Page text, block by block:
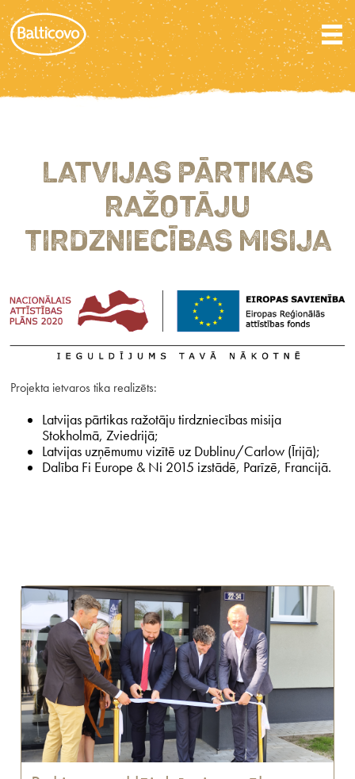
LATVIJAS PĀRTIKAS
RAŽOTĀJU
TIRDZNIECĪBAS MISIJA
Projekta ietvaros tika realizēts:
Latvijas pārtikas ražotāju tirdzniecības misija
Stokholmā, Zviedrijā;
Latvijas uzņēmumu vizītē uz Dublinu/Carlow (Īrijā);
Dalība Fi Europe & Ni 2015 izstādē, Parīzē, Francijā.